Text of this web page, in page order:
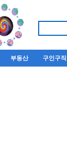
부동산 구인구직